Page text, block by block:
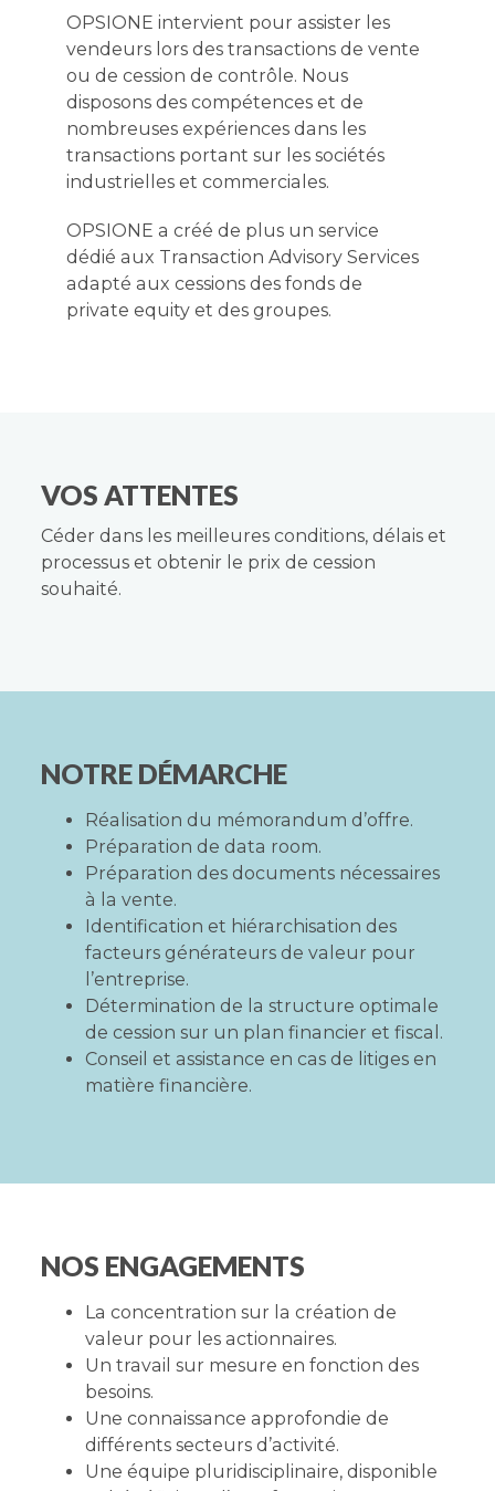
OPSIONE intervient pour assister les
vendeurs lors des transactions de vente
ou de cession de contrôle. Nous
disposons des compétences et de
nombreuses expériences dans les
transactions portant sur les sociétés
industrielles et commerciales.
OPSIONE a créé de plus un service
dédié aux Transaction Advisory Services
adapté aux cessions des fonds de
private equity et des groupes.
VOS ATTENTES
Céder dans les meilleures conditions, délais et
processus et obtenir le prix de cession
souhaité.
NOTRE DÉMARCHE
Réalisation du mémorandum d’offre.
Préparation de data room.
Préparation des documents nécessaires
à la vente.
Identification et hiérarchisation des
facteurs générateurs de valeur pour
l’entreprise.
Détermination de la structure optimale
de cession sur un plan financier et fiscal.
Conseil et assistance en cas de litiges en
matière financière.
NOS ENGAGEMENTS
La concentration sur la création de
valeur pour les actionnaires.
Un travail sur mesure en fonction des
besoins.
Une connaissance approfondie de
différents secteurs d’activité.
Une équipe pluridisciplinaire, disponible